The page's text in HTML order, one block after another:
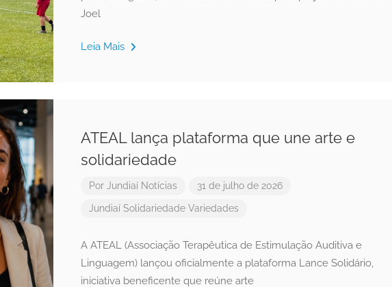
Joel
Leia Mais
ATEAL lança plataforma que une arte e
solidariedade
Por Jundiaí Notícias 31 de julho de 2026
Jundiaí Solidariedade Variedades
A ATEAL (Associação Terapêutica de Estimulação Auditiva e
Linguagem) lançou oficialmente a plataforma Lance Solidário,
iniciativa beneficente que reúne arte